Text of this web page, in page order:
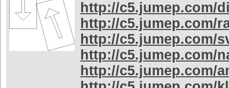
http://c5.jumep.com/
http://c5.jumep.com/
http://c5.jumep.com/
http://c5.jumep.com/
http://c5.jumep.com/